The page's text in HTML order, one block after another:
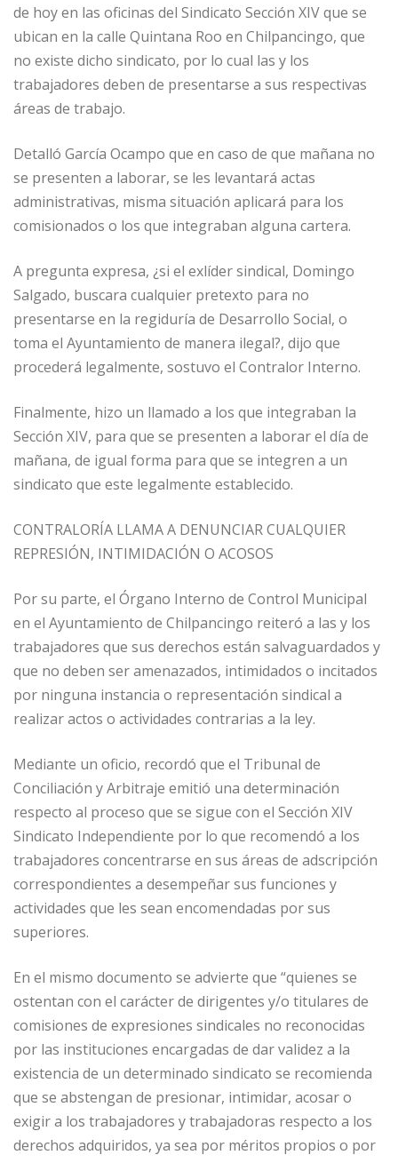
de hoy en las oficinas del Sindicato Sección XIV que se
ubican en la calle Quintana Roo en Chilpancingo, que
no existe dicho sindicato, por lo cual las y los
trabajadores deben de presentarse a sus respectivas
áreas de trabajo.
Detalló García Ocampo que en caso de que mañana no
se presenten a laborar, se les levantará actas
administrativas, misma situación aplicará para los
comisionados o los que integraban alguna cartera.
A pregunta expresa, ¿si el exlíder sindical, Domingo
Salgado, buscara cualquier pretexto para no
presentarse en la regiduría de Desarrollo Social, o
toma el Ayuntamiento de manera ilegal?, dijo que
procederá legalmente, sostuvo el Contralor Interno.
Finalmente, hizo un llamado a los que integraban la
Sección XIV, para que se presenten a laborar el día de
mañana, de igual forma para que se integren a un
sindicato que este legalmente establecido.
CONTRALORÍA LLAMA A DENUNCIAR CUALQUIER
REPRESIÓN, INTIMIDACIÓN O ACOSOS
Por su parte, el Órgano Interno de Control Municipal
en el Ayuntamiento de Chilpancingo reiteró a las y los
trabajadores que sus derechos están salvaguardados y
que no deben ser amenazados, intimidados o incitados
por ninguna instancia o representación sindical a
realizar actos o actividades contrarias a la ley.
Mediante un oficio, recordó que el Tribunal de
Conciliación y Arbitraje emitió una determinación
respecto al proceso que se sigue con el Sección XIV
Sindicato Independiente por lo que recomendó a los
trabajadores concentrarse en sus áreas de adscripción
correspondientes a desempeñar sus funciones y
actividades que les sean encomendadas por sus
superiores.
En el mismo documento se advierte que “quienes se
ostentan con el carácter de dirigentes y/o titulares de
comisiones de expresiones sindicales no reconocidas
por las instituciones encargadas de dar validez a la
existencia de un determinado sindicato se recomienda
que se abstengan de presionar, intimidar, acosar o
exigir a los trabajadores y trabajadoras respecto a los
derechos adquiridos, ya sea por méritos propios o por